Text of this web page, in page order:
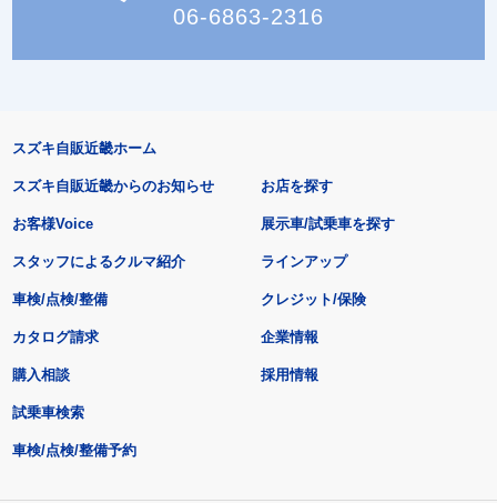
06-6863-2316
スズキ自販近畿ホーム
スズキ自販近畿からのお知らせ
お客様Voice
スタッフによるクルマ紹介
お店を探す
展示車/試乗車を探す
ラインアップ
車検/点検/整備 クレジット/保険
カタログ請求
購入相談
試乗車検索
車検/点検/整備予約
企業情報
採用情報